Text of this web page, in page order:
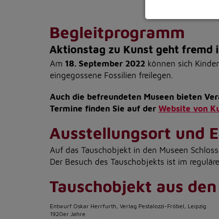
Statistik
Diese Website
werden
auf unserer
YouTube /
Videos werden
Website speichert,
sein oder auch
Begleitprogramm
Aktionstag zu Kunst geht fremd
Am 18. September 2022 können sich
eingegossene Fossilien freilegen.
Auch die befreundeten Museen bieten
Termine finden Sie auf der Website von
Ausstellungsort und
Auf das Tauschobjekt in den Museen
Der Besuch des Tauschobjekts ist im
Tauschobjekt aus
Entwurf Oskar Herrfurth, Verlag Pestalozzi-Fröbel, Leipzig
1920er Jahre